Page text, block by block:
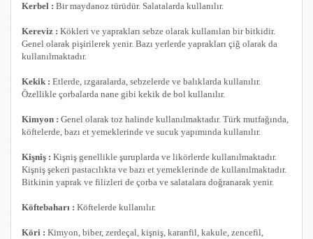
Kerbel : Bir maydanoz türüdür. Salatalarda kullanılır.
Kereviz : Kökleri ve yaprakları sebze olarak kullanılan bir bitkidir.
Genel olarak pişirilerek yenir. Bazı yerlerde yaprakları çiğ olarak da
kullanılmaktadır.
Kekik : Etlerde, ızgaralarda, sebzelerde ve balıklarda kullanılır.
Özellikle çorbalarda nane gibi kekik de bol kullanılır.
Kimyon : Genel olarak toz halinde kullanılmaktadır. Türk mutfağında,
köftelerde, bazı et yemeklerinde ve sucuk yapımında kullanılır.
Kişniş : Kişniş genellikle şuruplarda ve likörlerde kullanılmaktadır.
Kişniş şekeri pastacılıkta ve bazı et yemeklerinde de kullanılmaktadır.
Bitkinin yaprak ve filizleri de çorba ve salatalara doğranarak yenir.
Köftebaharı : Köftelerde kullanılır.
Köri : Kimyon, biber, zerdeçal, kişniş, karanfil, kakule, zencefil,